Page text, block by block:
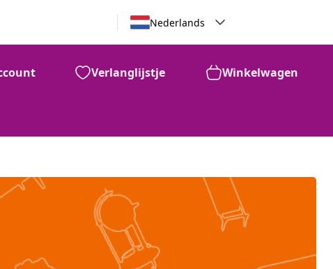
Nederlands
Verlanglijstje Winkelwagen